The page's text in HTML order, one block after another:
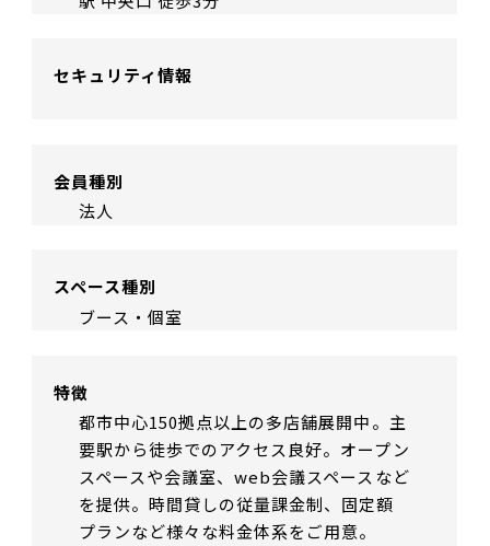
セキュリティ情報
会員種別
法人
スペース種別
ブース・個室
特徴
都市中心150拠点以上の多店舗展開中。主
要駅から徒歩でのアクセス良好。オープン
スペースや会議室、web会議スペースなど
を提供。時間貸しの従量課金制、固定額
プランなど様々な料金体系をご用意。